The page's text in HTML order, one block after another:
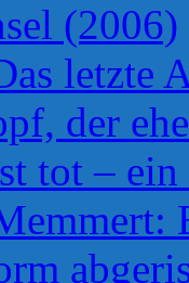
(2006)
letzte
der
tot –